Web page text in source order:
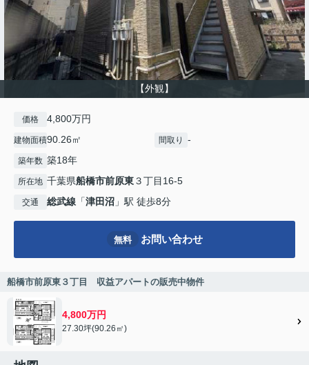
【外観】
価格 4,800万円
建物面積90.26㎡ 間取り -
築年数 築18年
所在地 千葉県船橋市前原東３丁目16-5
交通 総武線 「津田沼 」駅 徒歩8分
無料 お問い合わせ
船橋市前原東３丁目 収益アパートの販売中物件
4,800万円
27.30坪(90.26㎡)